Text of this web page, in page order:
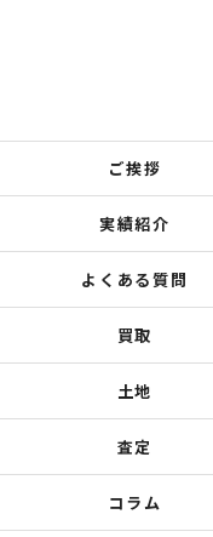
ご挨拶
実績紹介
よくある質問
買取
土地
査定
コラム